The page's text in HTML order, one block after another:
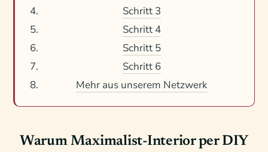
Schritt 3
Schritt 4
Schritt 5
Schritt 6
Mehr aus unserem Netzwerk
Warum Maximalist-Interior per DIY